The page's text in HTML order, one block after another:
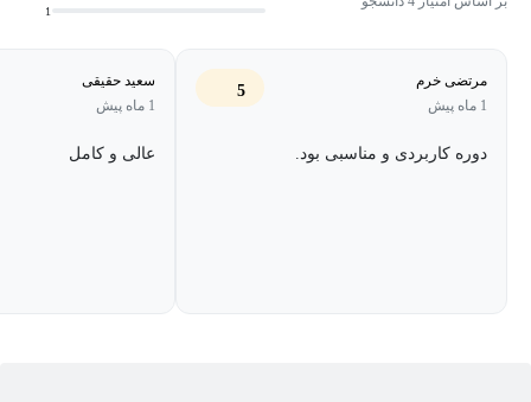
1
مرتضی خرم
1 ماه پیش
5
دوره کاربردی و مناسبی بود.
سعید حقیقی
1 ماه پیش
عالی و کامل